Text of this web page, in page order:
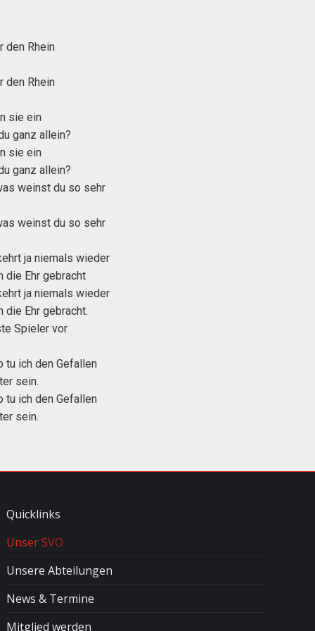
den Rhein
den Rhein
sie ein
ganz allein?
sie ein
ganz allein?
weinst du so sehr
weinst du so sehr
ja niemals wieder
die Ehr gebracht
ja niemals wieder
die Ehr gebracht.
Spieler vor
tu ich den Gefallen
sein.
tu ich den Gefallen
sein.
Quicklinks
Unser SVO
Unsere Abteilungen
News & Termine
Mitglied werden